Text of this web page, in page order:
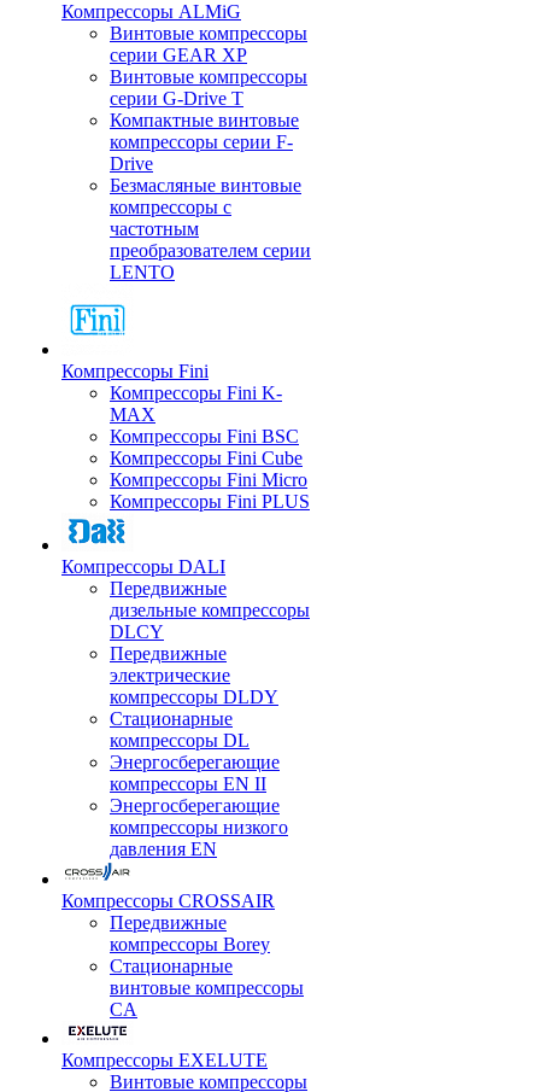
Компрессоры ALMiG
Винтовые компрессоры
серии GEAR XP
Винтовые компрессоры
серии G-Drive T
Компактные винтовые
компрессоры серии F-
Drive
Безмасляные винтовые
компрессоры с
частотным
преобразователем серии
LENTO
Компрессоры Fini
Компрессоры Fini K-
MAX
Компрессоры Fini BSC
Компрессоры Fini Cube
Компрессоры Fini Micro
Компрессоры Fini PLUS
Компрессоры DALI
Передвижные
дизельные компрессоры
DLCY
Передвижные
электрические
компрессоры DLDY
Стационарные
компрессоры DL
Энергосберегающие
компрессоры EN II
Энергосберегающие
компрессоры низкого
давления EN
Компрессоры CROSSAIR
Передвижные
компрессоры Borey
Стационарные
винтовые компрессоры
CA
Компрессоры EXELUTE
Винтовые компрессоры